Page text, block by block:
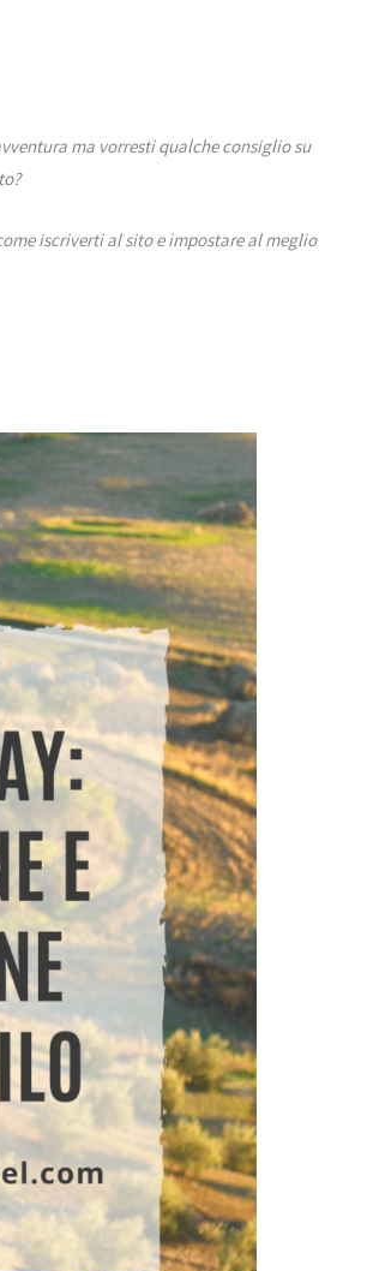
ma vorresti qualche consiglio su
iscriverti al sito e impostare al meglio